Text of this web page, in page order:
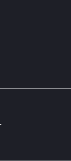
Reveses da